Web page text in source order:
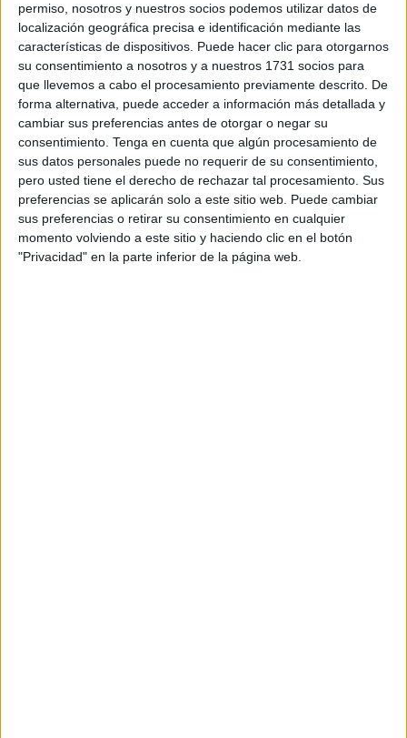
permiso, nosotros y nuestros socios podemos utilizar datos de
localización geográfica precisa e identificación mediante las
características de dispositivos. Puede hacer clic para otorgarnos
su consentimiento a nosotros y a nuestros 1731 socios para
que llevemos a cabo el procesamiento previamente descrito. De
forma alternativa, puede acceder a información más detallada y
cambiar sus preferencias antes de otorgar o negar su
consentimiento. Tenga en cuenta que algún procesamiento de
sus datos personales puede no requerir de su consentimiento,
pero usted tiene el derecho de rechazar tal procesamiento. Sus
preferencias se aplicarán solo a este sitio web. Puede cambiar
sus preferencias o retirar su consentimiento en cualquier
momento volviendo a este sitio y haciendo clic en el botón
"Privacidad" en la parte inferior de la página web.
Los mensajes de ánimo y de condolencias se multiplican.
Llegan desde Ceuta pero también de otros puntos del país
debido a la implicación de Hamiti en la CEAPA, luchando
por las mejoras educativas desde su cargo como
presidente de la FAMPA de nuestra ciudad, de la mano de
Mustafa, que ejercía de vicepresidente.
Nacido en la barriada de Tejar de Ingenieros, era vecino
de Juan Carlos I, con 6 hijos y con un único hermano no
de sangre sino de espíritu, de vivencias y de mucho cariño:
Mustafa.